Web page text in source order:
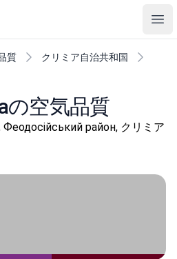
質
クリミア自治共和国
の空気品質
Феодосійський район, クリミア